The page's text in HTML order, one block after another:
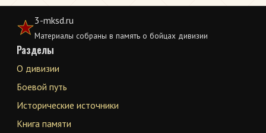
3-mksd.ru
Материалы собраны в память о бойцах дивизии
Разделы
О дивизии
Боевой путь
Исторические источники
Книга памяти